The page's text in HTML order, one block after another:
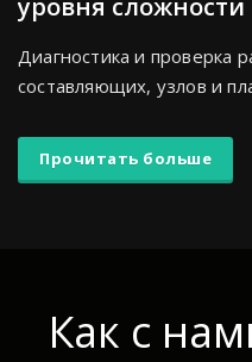
Диагностика и проверка
составляющих, узлов и
Прочитать больше
Как с